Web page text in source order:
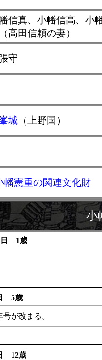
信真、小幡信高、小
高田信頼の妻）
守
城 （上野国）
幡憲重の関連文化財
小
日 1歳
5歳
が改まる。
12歳